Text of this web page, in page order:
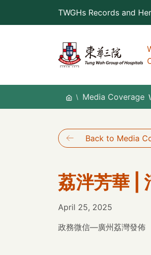
TWGHs Records and
Media Coverage
Back to Media
荔泮芳華 |
April 25, 2025
政務微信—廣州荔灣發佈